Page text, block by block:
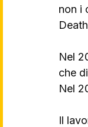
non i
Nel
che
Nel
Il